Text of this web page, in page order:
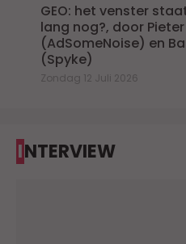
GEO: het venster
lang nog?, door
(AdSomeNoise) en
(Spyke)
Zondag 12 Juli 2026
INTERVIEW